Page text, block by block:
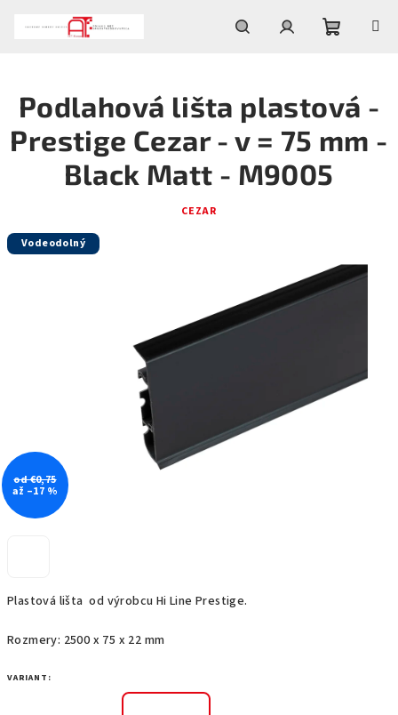
košík
Plastová lišta od výrobcu Hi Line Prestige.
Rozmery: 2500 x 75 x 22 mm
VARIANT:
Podlahová lišta plastová -
Prestige Cezar - v = 75 mm -
Black Matt - M9005
CEZAR
Vodeodolný
od €0,75
až –17 %